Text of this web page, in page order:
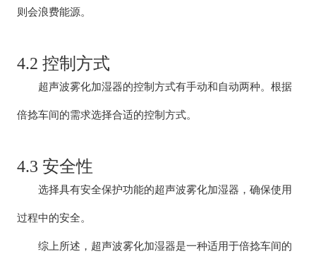
则会浪费能源。
4.2 控制方式
超声波雾化加湿器的控制方式有手动和自动两种。根据
倍捻车间的需求选择合适的控制方式。
4.3 安全性
选择具有安全保护功能的超声波雾化加湿器，确保使用
过程中的安全。
综上所述，超声波雾化加湿器是一种适用于倍捻车间的